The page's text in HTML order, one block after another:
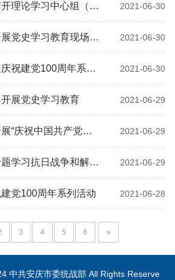
2021-06-30
扩大）学习会暨党史学习教育专题学习
2021-06-30
学习教育现场教学活动
2021-06-30
建党100周年系列活动
2021-06-29
展党史学习教育
2021-06-29
建党100周年”党史知识团队竞赛
2021-06-29
战争和解放战争时期中共党史
2021-06-28
党100周年系列活动
3 4 5 6 »
中共安庆市委统战部 All Rights Reserve